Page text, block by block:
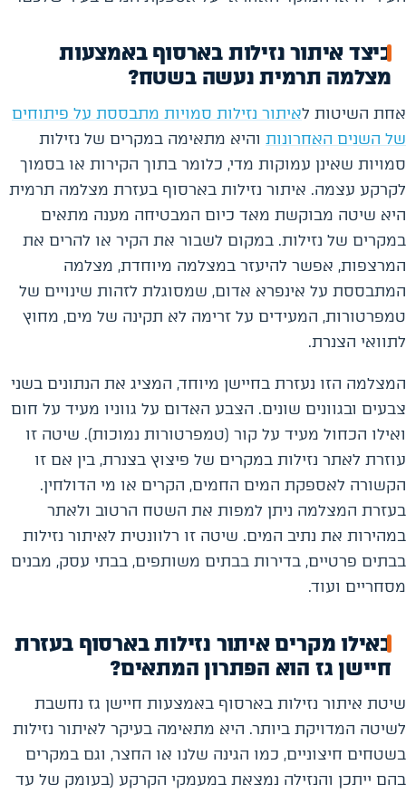
כיצד איתור נזילות בארסוף באמצעות
מצלמה תרמית נעשה בשטח?
אחת השיטות לאיתור נזילות סמויות מתבססת על פיתוחים
של השנים האחרונות והיא מתאימה במקרים של נזילות
סמויות שאינן עמוקות מדי, כלומר בתוך הקירות או בסמוך
לקרקע עצמה. איתור נזילות בארסוף בעזרת מצלמה תרמית
היא שיטה מבוקשת מאד כיום המבטיחה מענה מתאים
במקרים של נזילות. במקום לשבור את הקיר או להרים את
המרצפות, אפשר להיעזר במצלמה מיוחדת, מצלמה
המתבססת על אינפרא אדום, שמסוגלת לזהות שינויים של
טמפרטורות, המעידים על זרימה לא תקינה של מים, מחוץ
לתוואי הצנרת.
המצלמה הזו נעזרת בחיישן מיוחד, המציג את הנתונים בשני
צבעים ובגוונים שונים. הצבע האדום על גווניו מעיד על חום
ואילו הכחול מעיד על קור (טמפרטורות נמוכות). שיטה זו
עוזרת לאתר נזילות במקרים של פיצוץ בצנרת, בין אם זו
הקשורה לאספקת המים החמים, הקרים או מי הדולחין.
בעזרת המצלמה ניתן למפות את השטח הרטוב ולאתר
במהירות את נתיב המים. שיטה זו רלוונטית לאיתור נזילות
בבתים פרטיים, בדירות בבתים משותפים, בבתי עסק, מבנים
מסחריים ועוד.
באילו מקרים איתור נזילות בארסוף בעזרת
חיישן גז הוא הפתרון המתאים?
שיטת איתור נזילות בארסוף באמצעות חיישן גז נחשבת
לשיטה המדויקת ביותר. היא מתאימה בעיקר לאיתור נזילות
בשטחים חיצוניים, כמו הגינה שלנו או החצר, וגם במקרים
בהם ייתכן והנזילה נמצאת במעמקי הקרקע (בעומק של עד